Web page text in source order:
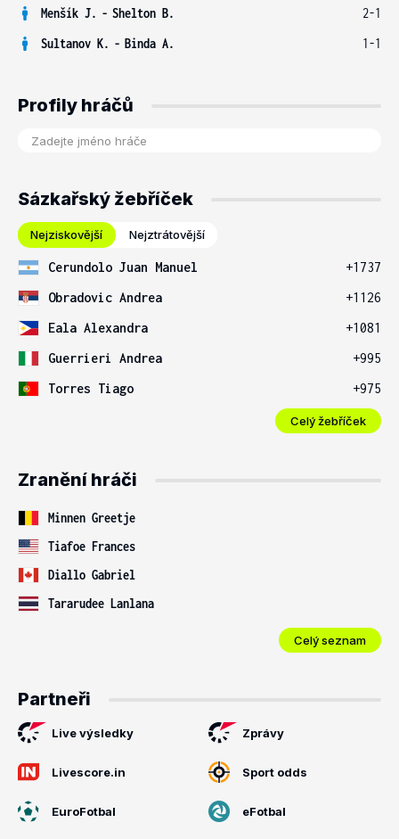
Menšík J. - Shelton B.
2-1
Sultanov K. - Binda A. 1-1
Profily hráčů
Sázkařský žebříček
Nejziskovější Nejztrátovější
Cerundolo Juan Manuel
+1737
Obradovic Andrea
+1126
Eala Alexandra
+1081
Guerrieri Andrea
+995
Torres Tiago
+975
Celý žebříček
Zranění hráči
Minnen Greetje
Tiafoe Frances
Diallo Gabriel
Tararudee Lanlana
Celý seznam
Partneři
Live výsledky Zprávy
Livescore.in Sport odds
EuroFotbal eFotbal